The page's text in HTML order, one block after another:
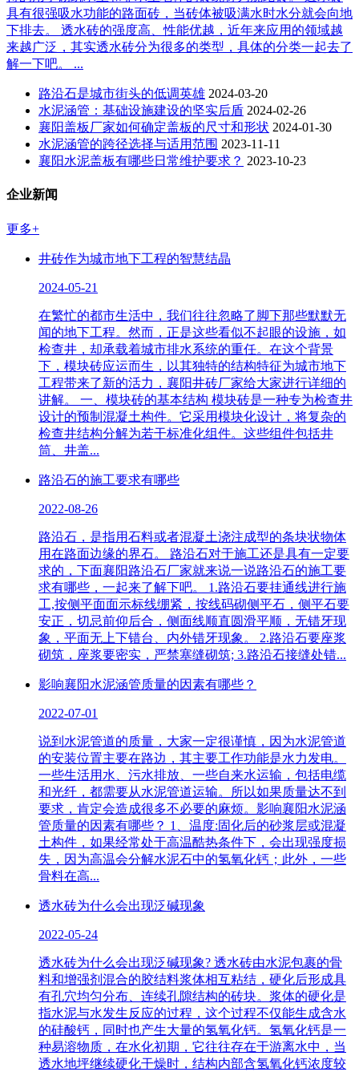
具有很强吸水功能的路面砖，当砖体被吸满水时水分就会向地
下排去。 透水砖的强度高、性能优越，近年来应用的领域越
来越广泛，其实透水砖分为很多的类型，具体的分类一起去了
解一下吧。 ...
路沿石是城市街头的低调英雄 2024-03-20
水泥涵管：基础设施建设的坚实后盾 2024-02-26
襄阳盖板厂家如何确定盖板的尺寸和形状 2024-01-30
水泥涵管的跨径选择与适用范围 2023-11-11
襄阳水泥盖板有哪些日常维护要求？ 2023-10-23
企业新闻
更多+
井砖作为城市地下工程的智慧结晶
2024-05-21
在繁忙的都市生活中，我们往往忽略了脚下那些默默无
闻的地下工程。然而，正是这些看似不起眼的设施，如
检查井，却承载着城市排水系统的重任。在这个背景
下，模块砖应运而生，以其独特的结构特征为城市地下
工程带来了新的活力，襄阳井砖厂家给大家进行详细的
讲解。 一、模块砖的基本结构 模块砖是一种专为检查井
设计的预制混凝土构件。它采用模块化设计，将复杂的
检查井结构分解为若干标准化组件。这些组件包括井
筒、井盖...
路沿石的施工要求有哪些
2022-08-26
路沿石，是指用石料或者混凝土浇注成型的条块状物体
用在路面边缘的界石。 路沿石对于施工还是具有一定要
求的，下面襄阳路沿石厂家就来说一说路沿石的施工要
求有哪些，一起来了解下吧。 1.路沿石要挂通线进行施
工,按侧平面面示标线绷紧，按线码砌侧平石，侧平石要
安正，切忌前仰后合，侧面线顺直圆滑平顺，无错牙现
象，平面无上下错台、内外错牙现象。 2.路沿石要座浆
砌筑，座浆要密实，严禁塞缝砌筑; 3.路沿石接缝处错...
影响襄阳水泥涵管质量的因素有哪些？
2022-07-01
说到水泥管道的质量，大家一定很谨慎，因为水泥管道
的安装位置主要在路边，其主要工作功能是水力发电。
一些生活用水、污水排放、一些自来水运输，包括电缆
和光纤，都需要从水泥管道运输。所以如果质量达不到
要求，肯定会造成很多不必要的麻烦。影响襄阳水泥涵
管质量的因素有哪些？ 1、温度:固化后的砂浆层或混凝
土构件，如果经常处于高温酷热条件下，会出现强度损
失，因为高温会分解水泥石中的氢氧化钙；此外，一些
骨料在高...
透水砖为什么会出现泛碱现象
2022-05-24
透水砖为什么会出现泛碱现象? 透水砖由水泥包裹的骨
料和增强剂混合的胶结料浆体相互粘结，硬化后形成具
有孔穴均匀分布、连续孔隙结构的砖块。浆体的硬化是
指水泥与水发生反应的过程，这个过程不仅能生成含水
的硅酸钙，同时也产生大量的氢氧化钙。氢氧化钙是一
种易溶物质，在水化初期，它往往存在于游离水中，当
透水地坪继续硬化干燥时，结构内部含氢氧化钙浓度较